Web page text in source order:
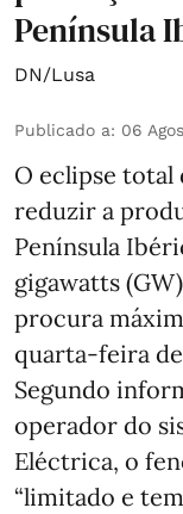
Península
DN/Lusa
Publicado a: 06
O eclipse total
reduzir a
Península
gigawatts
procura
quarta-feira
Segundo
operador do
Eléctrica, o
“limitado e